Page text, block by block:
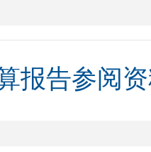
报告参阅